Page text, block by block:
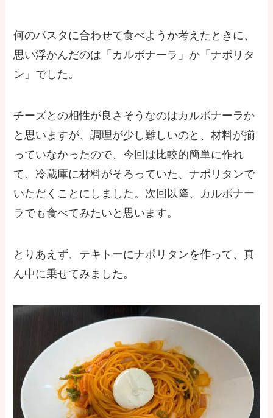
何のパスタに合わせて食べようか考えたときに、
思い浮かんだのは「カルボナーラ」か「ナポリタ
ン」でした。
チーズとの相性が良さそうなのはカルボナーラか
と思いますが、調理が少し難しいのと、材料が揃
っていなかったので、今回は比較的簡単に作れ
て、冷蔵庫に材料がそろっていた、ナポリタンで
いただくことにしました。次回以降、カルボナー
ラでも食べてみたいと思います。
とりあえず、テキトーにナポリタンを作って、真
ん中に乗せてみました。